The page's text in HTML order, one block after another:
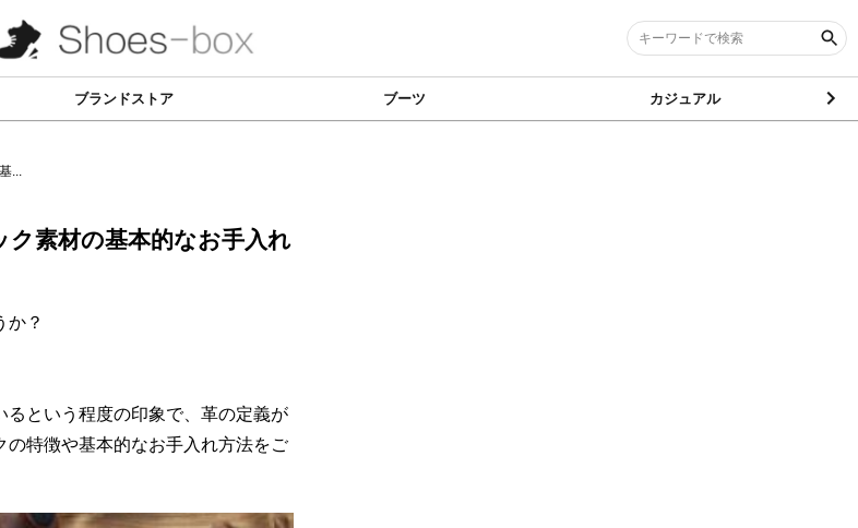
ブランドストア ブーツ カジュアル
...
ク素材の基本的なお手入れ
か？
という程度の印象で、革の定義が
特徴や基本的なお手入れ方法をご